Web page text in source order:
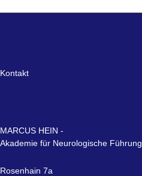
Kontakt
MARCUS HEIN -
Akademie für Neurologische Führung
Rosenhain 7a